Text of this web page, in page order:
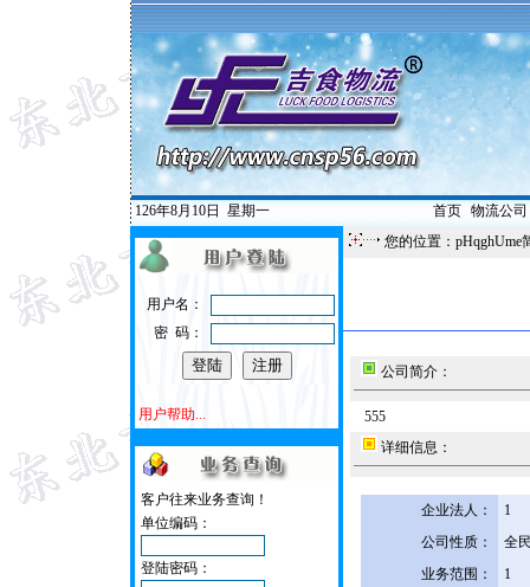
126年8月10日 星期一 首页| 物流公司
用户名：
密 码：
用户帮助...
客户往来业务查询！
单位编码：
登陆密码：
您的位置：pHqghUme
公司简介：
555
详细信息：
企业法人：
1
公司性质：
全
业务范围：
1